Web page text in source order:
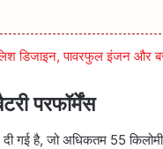
डिजाइन, पावरफुल इंजन
परफॉर्मेंस
गई है, जो अधिकतम 55